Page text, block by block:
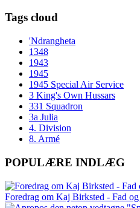
Tags cloud
'Ndrangheta
1348
1943
1945
1945 Special Air Service
3 King's Own Hussars
331 Squadron
3a Julia
4. Division
8. Armé
POPULÆRE INDLÆG
Foredrag om Kaj Birksted - Fad